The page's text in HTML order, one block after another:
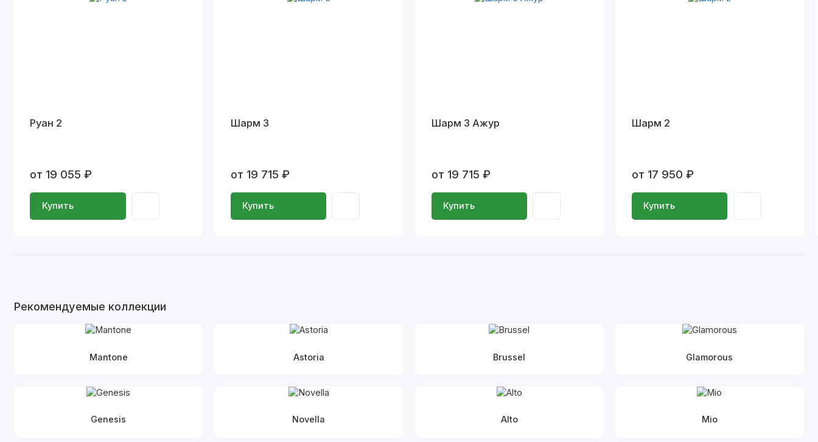
Руан 2
от 19 055 ₽
Купить
Шарм 3
от 19 715 ₽
Купить
Шарм 3 Ажур
от 19 715 ₽
Купить
Шарм 2
от 17 950 ₽
Купить
Рекомендуемые коллекции
Mantone Astoria Brussel Glamorous
Genesis Novella Alto Mio